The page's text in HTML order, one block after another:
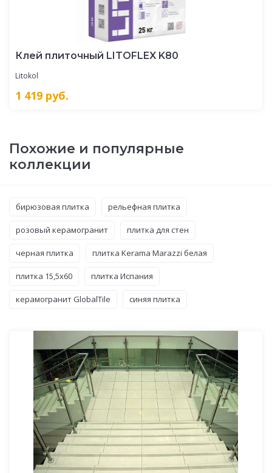
Клей плиточный LITOFLEX K80
Litokol
1 419 руб.
Похожие и популярные
коллекции
бирюзовая плитка рельефная плитка
розовый керамогранит плитка для стен
черная плитка плитка Kerama Marazzi белая
плитка 15,5x60 плитка Испания
керамогранит GlobalTile синяя плитка